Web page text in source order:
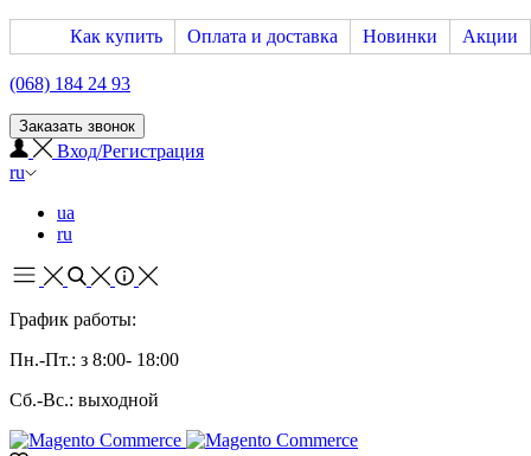
Как купить Оплата и доставка Новинки Акции
(068) 184 24 93
Заказать звонок
Вход/Регистрация
ru
ua
ru
График работы:
Пн.-Пт.: з 8:00- 18:00
Сб.-Вс.: выходной